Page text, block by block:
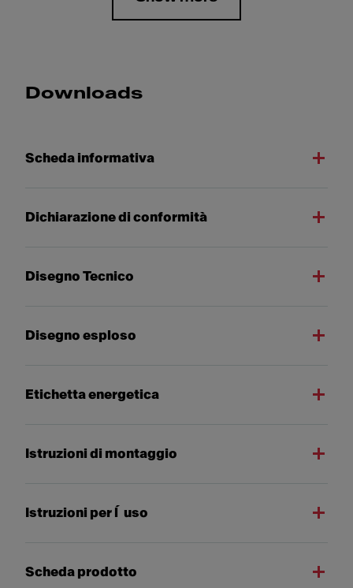
Downloads
Scheda informativa
Dichiarazione di conformità
Disegno Tecnico
Disegno esploso
Etichetta energetica
Istruzioni di montaggio
Istruzioni per l´uso
Scheda prodotto